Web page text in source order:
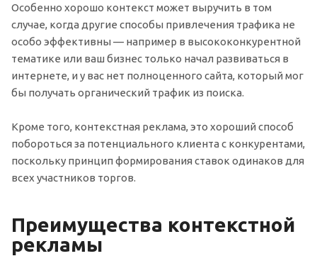
Особенно хорошо контекст может выручить в том
случае, когда другие способы привлечения трафика не
особо эффективны — например в высококонкурентной
тематике или ваш бизнес только начал развиваться в
интернете, и у вас нет полноценного сайта, который мог
бы получать органический трафик из поиска.
Кроме того, контекстная реклама, это хороший способ
побороться за потенциального клиента с конкурентами,
поскольку принцип формирования ставок одинаков для
всех участников торгов.
Преимущества контекстной
рекламы